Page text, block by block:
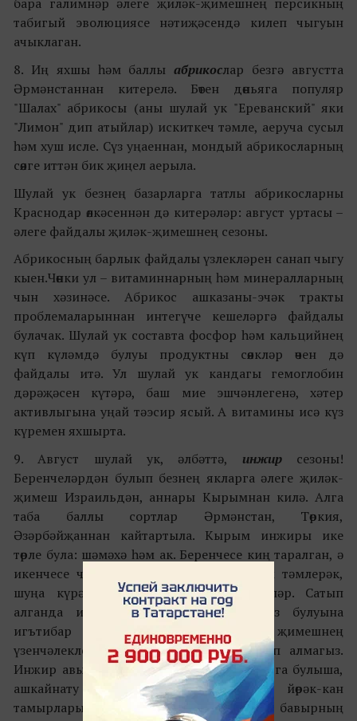
табигый эволюциясе нәтиҗәсендә килеп чыгуын
ачыклаган.
8. Иң яхшы һәм баллыабрикослар безгә августта
Әрмәнстаннан китерелә. Бөтен дөньяга популяр
"Шалах" абрикосы (аны шулай ук "Ереванский" яки
"Лимон" дип атыйлар) искиткеч тәмле, аеруча сусыл
һәм хуш исле. Сүз уңаеннан, мондый абрикосларның
сөяге иттән бик җиңел аерыла.
Шулай ук безнең базарларга татлы абрикосларны
Краснодар өлкәсеннән дә китерәләр: август уртасы –
әлеге файдалы җиләк-җимешнең сезоны.
Абрикосның барлык файдалы үзлекләрен санап чыгу
кыен.Чөнки ул – витаминнарның һәм минералларның
чын хәзинәсе. Абрикос ашказаны-эчәк тракты
проблемаларыннан интегүче кешеләргә файдалы
булачак. Шулай ук составта фосфор һәм кальцийнең
күп күләмдә булуы продуктны сөякләр өчен дә
файдалы итә. Ул шулай ук кандагы гемоглобин
дәрәҗәсен күтәрә, баш мие эшчәнлегенә, хәтер
активлыгына уңай тәэсир ясый. А витамины исә күз
күремен яхшырта.
9. Август шулай ук, әлбәттә, инжир сезоны!
Беренчеләрдән булып безнең якларга әлеге җиләк-
җимеш Израильдән, аннары Кырымнан килә. Алга
таба баллы сортлар Әрмәнстан, Төркия,
Әзәрбәйҗаннан кайтартыла. Кырым инжиры ике
төрле була: шәмәхә һәм ак. Беренчесе киң таралган, ә
икенчесе чынлыкта күпкә татлырак һәм тәмлерәк,
шуңа күрә аны сайларга киңәш итәләр. Сатып
алганда инжирның коры һәм ярасыз булуына
игътибар итегез. Җәрәһәтләнгән җимешнең
үзенчәлекле тозлырак исе була – сатып алмагыз.
Инжир авырулардан соң тиз аякка басарга булыша,
ашкайнату процессын яхшырта, йөрәк-кан
тамырлары системасының эшен көйли, бавырның